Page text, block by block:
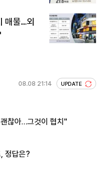
매물…외
08.08 21:14 UPDATE
찮아…그것이 협치"
정답은?